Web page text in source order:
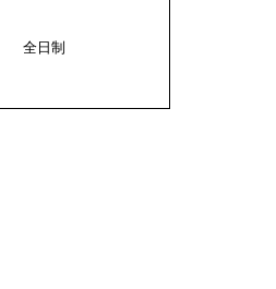
全日制